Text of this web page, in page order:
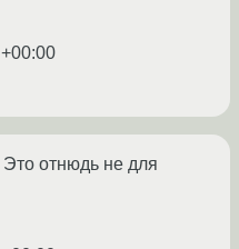
отнюдь не для